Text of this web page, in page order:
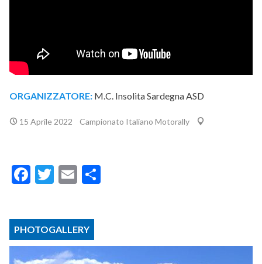
ORGANIZZATORE: M.C. Insolita Sardegna ASD
15 Aprile 2022 Campionato Italiano Motorally
Facebook
Twitter
Email
PHOTOGALLERY